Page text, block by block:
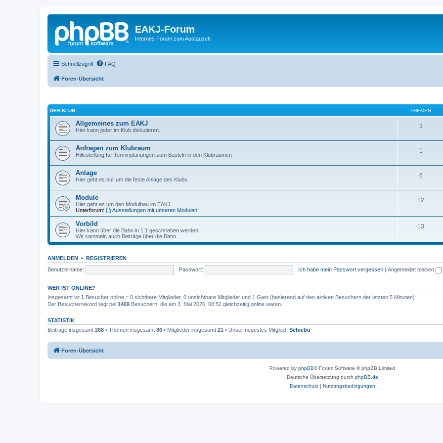
EAKJ-Forum
Internes Forum zum Austausch
Schnellzugriff FAQ
Foren-Übersicht
DER KLUB THEMEN
Allgemeines zum EAKJ
Hier kann jeder im Klub diskutieren.
3
Anfragen zum Klubraum
Hilfestellung für Terminplanungen zum Basteln in den Klubräumen
1
Anlage
Hier geht es nur um die feste Anlage des Klubs.
6
Module
Hier geht es um den Modulbau im EAKJ
Unterforum:
Ausstellungen mit unseren Modulen
12
Vorbild
Hier kann über die Bahn in 1:1 geschrieben werden.
Wir sammeln auch Beiträge über die Bahn...
13
ANMELDEN • REGISTRIEREN
Benutzername:
Passwort: Ich habe mein Passwort vergessen | Angemeldet bleiben
WER IST ONLINE?
Insgesamt ist 1 Besucher online :: 0 sichtbare Mitglieder, 0 unsichtbare Mitglieder und 1 Gast (basierend auf den aktiven Besuchern der letzten 5 Minuten)
Der Besucherrekord liegt bei 1469 Besuchern, die am 3. Mai 2026, 08:52 gleichzeitig online waren.
STATISTIK
Beiträge insgesamt 268 • Themen insgesamt 86 • Mitglieder insgesamt 21 • Unser neuestes Mitglied: Schiebu
Foren-Übersicht
Powered by phpBB® Forum Software © phpBB Limited
Deutsche Übersetzung durch phpBB.de
Datenschutz| Nutzungsbedingungen